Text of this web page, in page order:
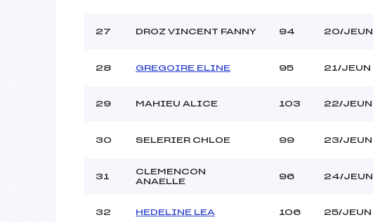
27 DROZ VINCENT FANNY 94 20/JEUN
28 GREGOIRE ELINE 95 21/JEUN
29 MAHIEU ALICE 103 22/JEUN
30 SELERIER CHLOE 99 23/JEUN
31
CLEMENCON
ANAELLE
96 24/JEUN
32 HEDELINE LEA 106 25/JEUN